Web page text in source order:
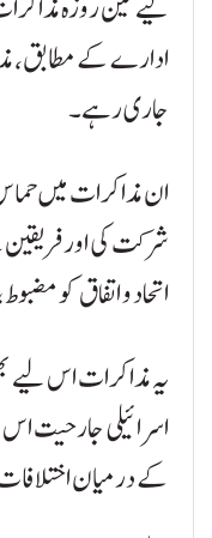
جاری رہے۔
ان مذاکرات میں
شرکت کی اور فریقین
اتحاد و اتفاق کو
یہ مذاکرات اس لیے
اسرائیلی جارحیت
کے درمیان اختلافات 17 سال پرانے